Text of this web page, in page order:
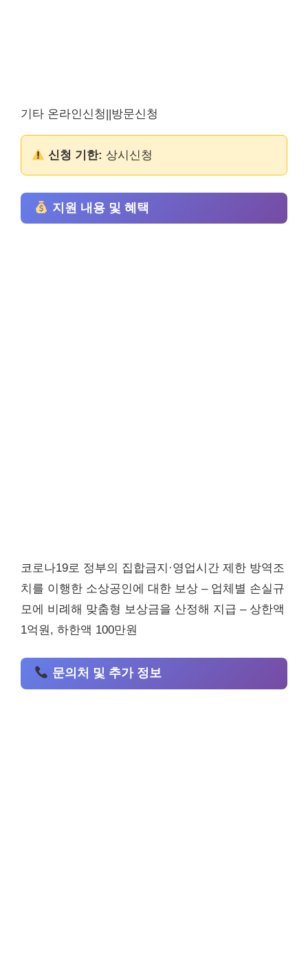
기타 온라인신청||방문신청
신청 기한: 상시신청
지원 내용 및 혜택
코로나19로 정부의 집합금지·영업시간 제한 방역조
치를 이행한 소상공인에 대한 보상 – 업체별 손실규
모에 비례해 맞춤형 보상금을 산정해 지급 – 상한액
1억원, 하한액 100만원
문의처 및 추가 정보